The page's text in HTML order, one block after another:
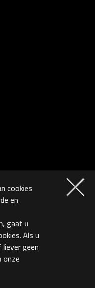
cookies
en
gaat u
Als u
geen
onze